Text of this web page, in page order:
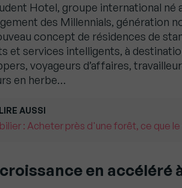
Hotel, groupe international né
des Millennials, génération
concept de résidences de
et services intelligents, à
voyageurs d’affaires,
en herbe…
AUSSI
: Acheter près d'une forêt, ce que
en accéléré